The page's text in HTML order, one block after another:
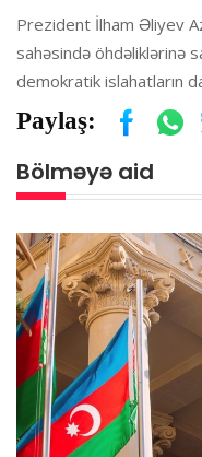
Prezident İlham Əliyev
sahəsində öhdəliklərinə
demokratik islahatların
Paylaş:
Bölməyə aid